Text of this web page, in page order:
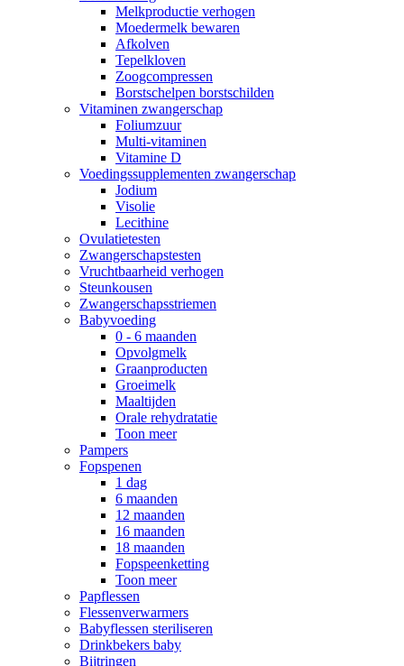
Melkproductie verhogen
Moedermelk bewaren
Afkolven
Tepelkloven
Zoogcompressen
Borstschelpen borstschilden
Vitaminen zwangerschap
Foliumzuur
Multi-vitaminen
Vitamine D
Voedingssupplementen zwangerschap
Jodium
Visolie
Lecithine
Ovulatietesten
Zwangerschapstesten
Vruchtbaarheid verhogen
Steunkousen
Zwangerschapsstriemen
Babyvoeding
0 - 6 maanden
Opvolgmelk
Graanproducten
Groeimelk
Maaltijden
Orale rehydratatie
Toon meer
Pampers
Fopspenen
1 dag
6 maanden
12 maanden
16 maanden
18 maanden
Fopspeenketting
Toon meer
Papflessen
Flessenverwarmers
Babyflessen steriliseren
Drinkbekers baby
Bijtringen